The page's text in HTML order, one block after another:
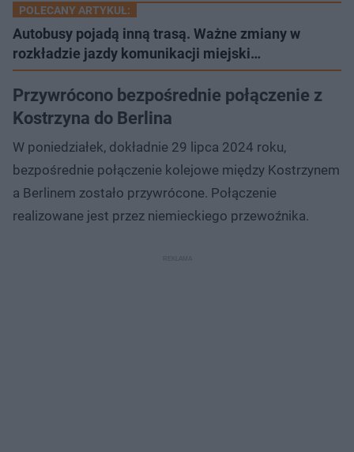
POLECANY ARTYKUŁ:
Autobusy pojadą inną trasą. Ważne zmiany w
rozkładzie jazdy komunikacji miejski…
Przywrócono bezpośrednie połączenie z
Kostrzyna do Berlina
W poniedziałek, dokładnie 29 lipca 2024 roku,
bezpośrednie połączenie kolejowe między Kostrzynem
a Berlinem zostało przywrócone. Połączenie
realizowane jest przez niemieckiego przewoźnika.